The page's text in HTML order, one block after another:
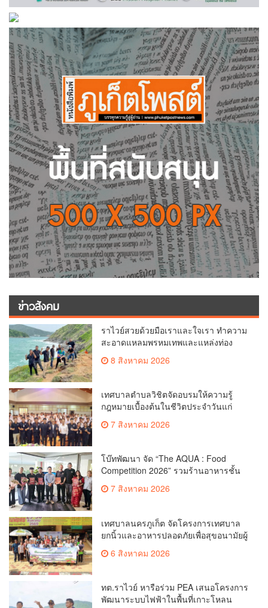
ข่าวสังคม
ราไวย์สวยด้วยมือเราและใจเรา ทำความ
สะอาดแหลมพรหมเทพและแหล่งท่อง
8 สิงหาคม 2026
เทศบาลตำบลวิชิตจัดอบรมให้ความรู้
กฎหมายเบื้องต้นในชีวิตประจำวันแก่
เยาวชน
7 สิงหาคม 2026
โบ๊ทพัฒนา จัด “The AQUA : Food
Competition 2026” รวมร้านอาหารชั้น
นำของ The Shopps at The AQUA ชู
ศักยภาพ Food Destination ย่านเชิงทะเล
7 สิงหาคม 2026
เทศบาลนครภูเก็ต จัดโครงการเทศบาล
ยกนิ้วและอาหารปลอดภัยเพื่อสุขอนามัยผู้
6 สิงหาคม 2026
ทต.ราไวย์ หารือร่วม PEA เสนอโครงการ
พัฒนาระบบไฟฟ้าในพื้นที่เกาะโหลน